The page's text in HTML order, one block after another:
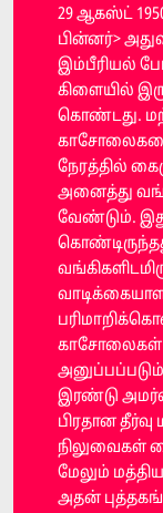
29 ஆகஸ்ட்
பின்னர்>
இம்பீரியல்
கிளையில்
கொண்டது.
நேரத்தில்
அனைத்து
வேண்டும்.
காசோலைகள்
இரண்டு
பிரதான
நிலுவைகள்
மேலும்
அதன்